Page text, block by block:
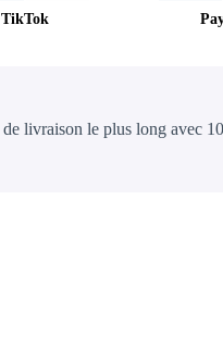
TikTok
livraison le plus long avec